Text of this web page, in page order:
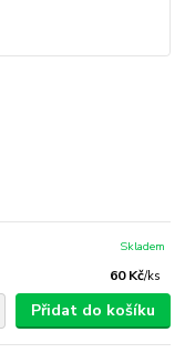
60 Kč/ks
Skladem
Přidat do košíku